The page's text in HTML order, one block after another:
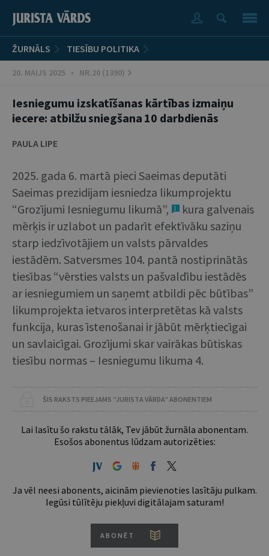
ŽURNĀLS TIESĪBU POLITIKA
20. MAIJS 2025 • NR.20 (1390)
Iesniegumu izskatīšanas kārtības izmaiņu
iecere: atbilžu sniegšana 10 darbdienās
PAULA LIPE
2025. gada 6. martā pieci Saeimas deputāti
Saeimas prezidijam iesniedza likumprojektu
“Grozījumi Iesniegumu likumā”,
1
kura galvenais
mērķis ir uzlabot un padarīt efektīvāku saziņu
starp iedzīvotājiem un valsts pārvaldes
iestādēm. Satversmes 104. pantā nostiprinātās
tiesības “vērsties valsts un pašvaldību iestādēs
ar iesniegumiem un saņemt atbildi pēc būtības”
likumprojekta ietvaros interpretētas kā valsts
funkcija, kuras īstenošanai ir jābūt mērķtiecīgai
un savlaicīgai. Grozījumi skar vairākas būtiskas
tiesību normas – Iesniegumu likuma 4.
ŠIS RAKSTS PIEEJAMS “JURISTA VĀRDA” ABONENTIEM
Lai lasītu šo rakstu tālāk, Tev jābūt žurnāla abonentam.
Esošos abonentus lūdzam autorizēties:
Ja vēl neesi abonents, aicinām pievienoties lasītāju pulkam.
Iegūsi tūlītēju piekļuvi digitālajam saturam!
ABONĒT